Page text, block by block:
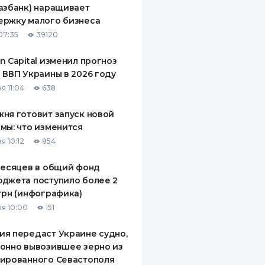
ПО
КОМПАНИИ
наращивает
малого бизнеса
39120
Capital изменил прогноз
ВВП Украины в 2026 году
11:04 638
готовит запуск новой
что изменится
10:12 854
в общий фонд
поступило более 2
(инфографика)
10:00 151
передаст Украине судно,
вывозившее зерно из
Севастополя